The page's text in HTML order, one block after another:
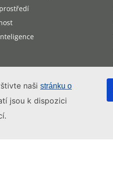
naši stránku o
jsou k dispozici